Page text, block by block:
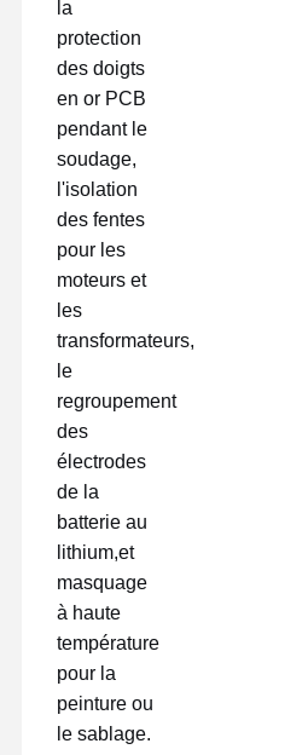
la
protection
des doigts
en or PCB
pendant le
soudage,
l'isolation
des fentes
pour les
moteurs et
les
transformateurs,
le
regroupement
des
électrodes
de la
batterie au
lithium,et
masquage
à haute
température
pour la
peinture ou
le sablage.